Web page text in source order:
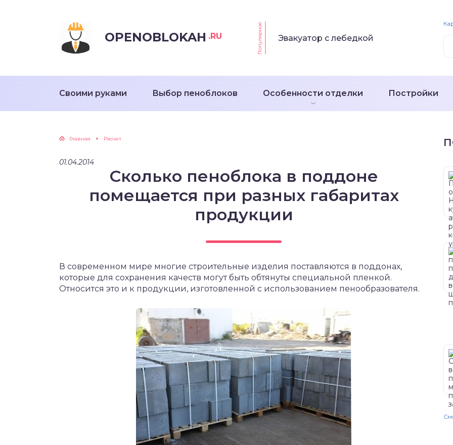
OPENOBLOKAH .RU Популярное Эвакуатор с лебедкой
Своими руками Выбор пеноблоков Особенности отделки Постройки
Главная Расчет
01.04.2014
Сколько пеноблока в поддоне
помещается при разных габаритах
продукции
В современном мире многие строительные изделия поставляются в поддонах,
которые для сохранения качеств могут быть обтянуты специальной пленкой.
Относится это и к продукции, изготовленной с использованием пенообразователя.